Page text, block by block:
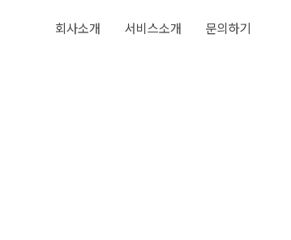
회사소개 서비스소개 문의하기